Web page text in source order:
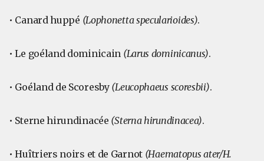
• Canard huppé (Lophonetta specularioides).
• Le goéland dominicain (Larus dominicanus).
• Goéland de Scoresby (Leucophaeus scoresbii).
• Sterne hirundinacée (Sterna hirundinacea).
• Huîtriers noirs et de Garnot (Haematopus ater/H.